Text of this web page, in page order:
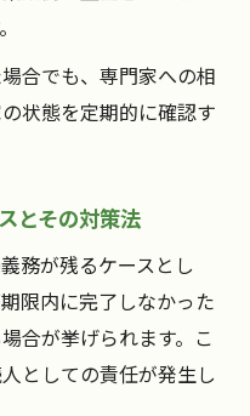
合でも、専門家への相
状態を定期的に確認す
とその対策法
務が残るケースとし
限内に完了しなかった
合が挙げられます。こ
としての責任が発生し